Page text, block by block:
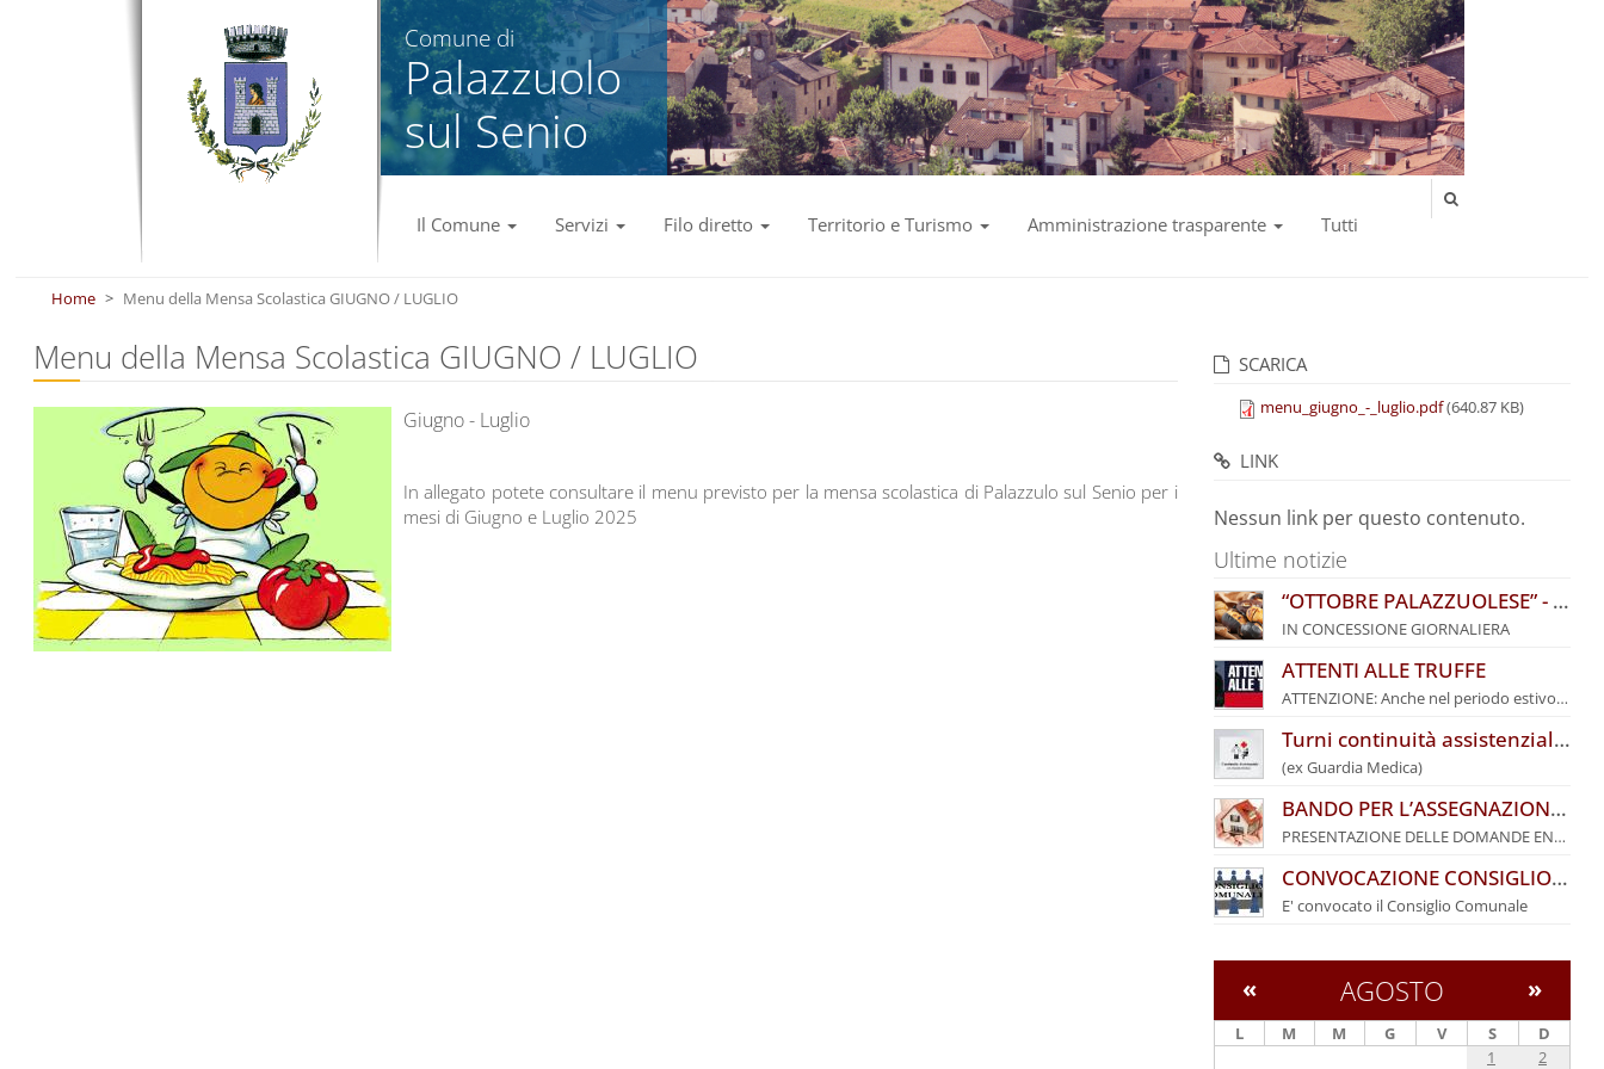
Comune di
Palazzuolo
sul Senio
Il Comune Servizi Filo diretto Territorio e Turismo Amministrazione trasparente Tutti
Home Menu della Mensa Scolastica GIUGNO / LUGLIO
Menu della Mensa Scolastica GIUGNO / LUGLIO
Giugno - Luglio
In allegato potete consultare il menu previsto per la mensa scolastica di Palazzulo sul Senio per i
mesi di Giugno e Luglio 2025
SCARICA
menu_giugno_-_luglio.pdf(640.87 KB)
LINK
Nessun link per questo contenuto.
Ultime notizie
“OTTOBRE PALAZZUOLESE” - BANDO COMUNALE PER L’ASSEGNAZIONE DI POSTEGGI
IN CONCESSIONE GIORNALIERA
ATTENTI ALLE TRUFFE
ATTENZIONE: Anche nel periodo estivo i truffatori
Turni continuità assistenziale agosto 2026
(ex Guardia Medica)
BANDO PER L’ASSEGNAZIONE DI ALLOGGI DI EDILIZIA RESIDENZIALE PUBBLICA DEL COMUNE DI PALAZZUOLO SUL SENIO – ANNO 2026
PRESENTAZIONE DELLE DOMANDE ENTRO IL 27 SETTEMBRE 2026
CONVOCAZIONE CONSIGLIO COMUNALE
E' convocato il Consiglio Comunale
AGOSTO
« »
L M M G V S
D
1
2